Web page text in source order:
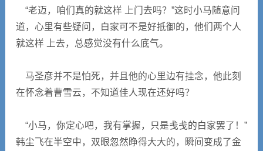
“老迈，咱们真的就这样 上门去吗？”这时小马随意问
道，心里有些疑问，白家可不是好抵御的，他们两个人
就这样 上去，总感觉没有什么底气。
马圣彦并不是怕死，并且他的心里边有挂念，他此刻
在怀念着曹雪云，不知道佳人现在还好吗？
“小马，你定心吧，我有掌握，只是戋戋的白家罢了！”
韩尘飞在半空中，双眼忽然睁得大大的，瞬间变成了金